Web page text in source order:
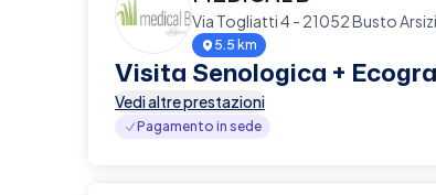
Via Togliatti 4 - 21052 Busto
5.5 km
Visita Senologica +
Vedi altre prestazioni
Pagamento in sede